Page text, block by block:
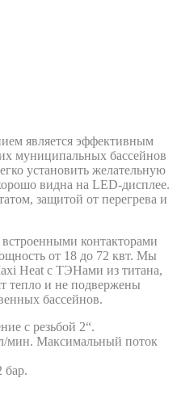
является эффективным
муниципальных бассейнов
установить желательную
видна на LED-дисплее.
защитой от перегрева и
контакторами
от 18 до 72 квт. Мы
Heat с ТЭНами из титана,
тепло и не подвержены
бассейнов.
с резьбой 2“.
мин. Максимальный поток
бар.